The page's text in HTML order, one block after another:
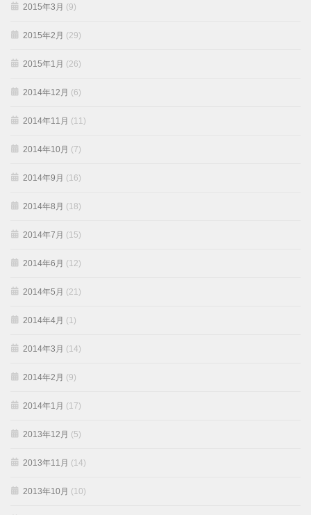
2015年3月 (9)
2015年2月 (29)
2015年1月 (26)
2014年12月 (6)
2014年11月 (11)
2014年10月 (7)
2014年9月 (16)
2014年8月 (18)
2014年7月 (15)
2014年6月 (12)
2014年5月 (21)
2014年4月 (1)
2014年3月 (14)
2014年2月 (9)
2014年1月 (17)
2013年12月 (5)
2013年11月 (14)
2013年10月 (10)